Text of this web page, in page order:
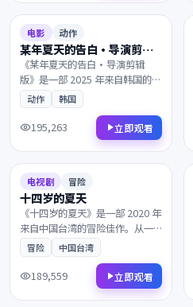
8.2
电影 动作
某年夏天的告白·导演剪辑
版
《某年夏天的告白·导演剪辑
版》是一部 2025 年来自韩国的动
作佳作。在霓虹与雨水交织的都
市，一段隐忍多年的爱意终于得
以释放。剧情反转令人回味，情
感层次饱满深刻，影迷不容错
过。
动作 韩国
195,263 立即观看
6.9
电视剧 冒险
十四岁的夏天
《十四岁的夏天》是一部 2020 年
来自中国台湾的冒险佳作。从一
封迟到的信件开始，主角踏上一
段关于救赎与重生的旅程。画面
质感极具电影感，观影体验沉浸
而难忘，影迷不容错过。
冒险 中国台湾
189,559 立即观看